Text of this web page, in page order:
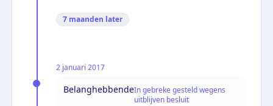
7 maanden later
2 januari 2017
BelanghebbendeIn gebreke gesteld wegens
uitblijven besluit